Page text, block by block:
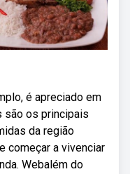
é apreciado em
são os principais
da região
começar a vivenciar
Webalém do